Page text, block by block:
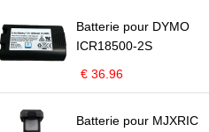
Batterie pour DYMO
ICR18500-2S
€ 36.96
Batterie pour MJXRIC